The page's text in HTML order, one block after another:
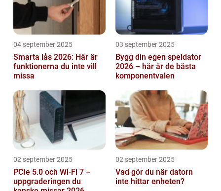
04 september 2025
Smarta lås 2026: Här är
funktionerna du inte vill
missa
03 september 2025
Bygg din egen speldator
2026 – här är de bästa
komponentvalen
02 september 2025
PCIe 5.0 och Wi-Fi 7 –
uppgraderingen du
02 september 2025
Vad gör du när datorn
inte hittar enheten?